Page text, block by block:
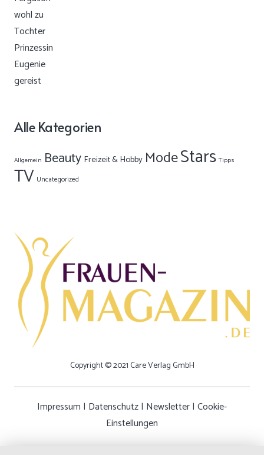
Alle Kategorien
Allgemein Beauty Freizeit & Hobby ModeStars Tipps
TV Uncategorized
Copyright © 2021 Care Verlag GmbH
Impressum | Datenschutz| Newsletter| Cookie-
Einstellungen